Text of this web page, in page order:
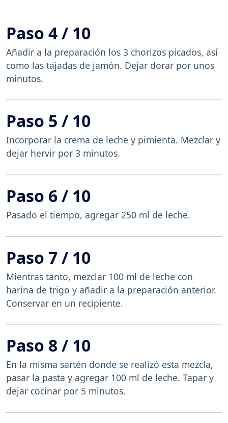
Paso 4 / 10
Añadir a la preparación los 3 chorizos picados, así
como las tajadas de jamón. Dejar dorar por unos
minutos.
Paso 5 / 10
Incorporar la crema de leche y pimienta. Mezclar y
dejar hervir por 3 minutos.
Paso 6 / 10
Pasado el tiempo, agregar 250 ml de leche.
Paso 7 / 10
Mientras tanto, mezclar 100 ml de leche con
harina de trigo y añadir a la preparación anterior.
Conservar en un recipiente.
Paso 8 / 10
En la misma sartén donde se realizó esta mezcla,
pasar la pasta y agregar 100 ml de leche. Tapar y
dejar cocinar por 5 minutos.